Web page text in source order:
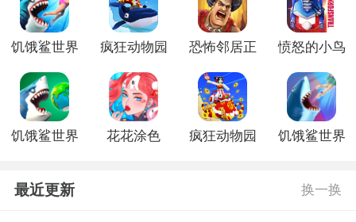
饥饿鲨世界
疯狂动物园
恐怖邻居正
愤怒的小鸟
内购版
饥饿鲨世界
花花涂色
疯狂动物园
饥饿鲨世界
最近更新 换一换